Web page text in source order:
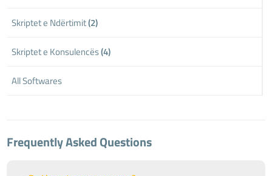
Skriptet e Ndërtimit(2)
Skriptet e Konsulencës(4)
All Softwares
Frequently Asked Questions